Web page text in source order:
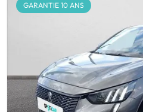
GARANTIE 10 ANS